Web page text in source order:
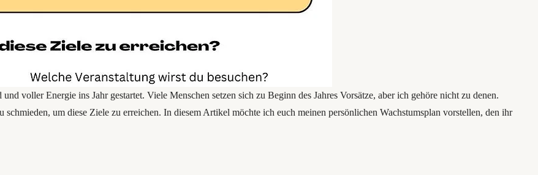
voller Energie ins Jahr gestartet. Viele Menschen setzen sich zu Beginn des Jahres Vorsätze, aber ich gehöre nicht zu denen.
schmieden, um diese Ziele zu erreichen. In diesem Artikel möchte ich euch meinen persönlichen Wachstumsplan vorstellen, den ihr